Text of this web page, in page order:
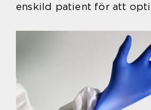
enskild patient för att